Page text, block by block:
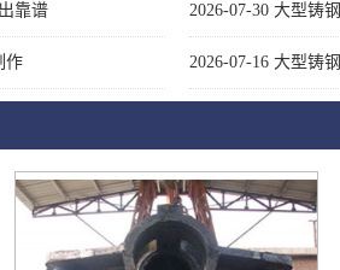
靠谱 2026-07-30 大型铸
作 2026-07-16 大型铸